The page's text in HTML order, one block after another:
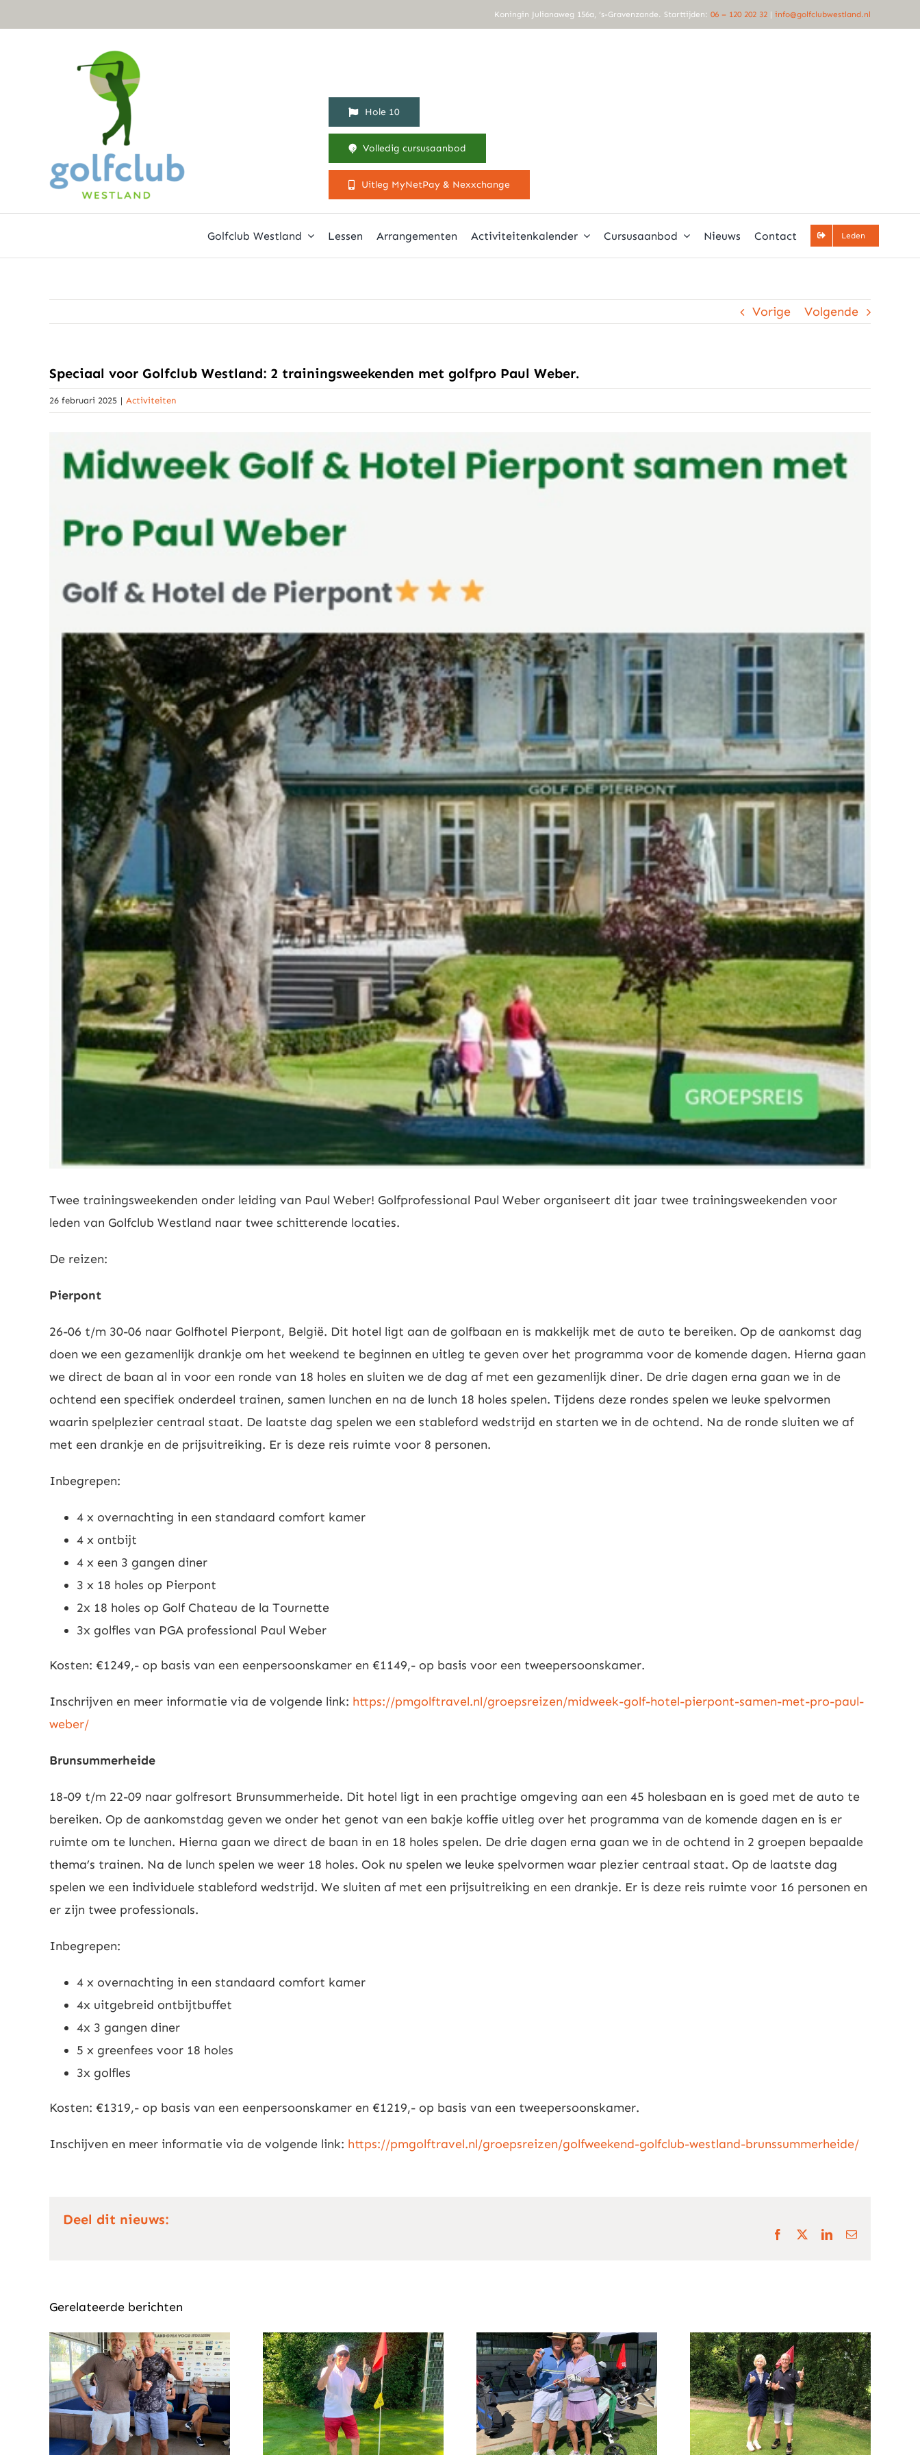
naar
Koningin Julianaweg 156a, ‘s-Gravenzande. Starttijden:06 – 120 202 32 |info@golfclubwestland.nl
Hole 10
Volledig cursusaanbod
Uitleg MyNetPay & Nexxchange
Golfclub Westland Lessen Arrangementen Activiteitenkalender Cursusaanbod Nieuws Contact Leden
Vorige Volgende
Speciaal voor Golfclub Westland: 2 trainingsweekenden met golfpro Paul Weber.
26 februari 2025 | Activiteiten
Twee trainingsweekenden onder leiding van Paul Weber! Golfprofessional Paul Weber organiseert dit jaar twee trainingsweekenden voor
leden van Golfclub Westland naar twee schitterende locaties.
De reizen:
Pierpont
26-06 t/m 30-06 naar Golfhotel Pierpont, België. Dit hotel ligt aan de golfbaan en is makkelijk met de auto te bereiken. Op de aankomst dag
doen we een gezamenlijk drankje om het weekend te beginnen en uitleg te geven over het programma voor de komende dagen. Hierna gaan
we direct de baan al in voor een ronde van 18 holes en sluiten we de dag af met een gezamenlijk diner. De drie dagen erna gaan we in de
ochtend een specifiek onderdeel trainen, samen lunchen en na de lunch 18 holes spelen. Tijdens deze rondes spelen we leuke spelvormen
waarin spelplezier centraal staat. De laatste dag spelen we een stableford wedstrijd en starten we in de ochtend. Na de ronde sluiten we af
met een drankje en de prijsuitreiking. Er is deze reis ruimte voor 8 personen.
Inbegrepen:
4 x overnachting in een standaard comfort kamer
4 x ontbijt
4 x een 3 gangen diner
3 x 18 holes op Pierpont
2x 18 holes op Golf Chateau de la Tournette
3x golfles van PGA professional Paul Weber
Kosten: €1249,- op basis van een eenpersoonskamer en €1149,- op basis voor een tweepersoonskamer.
Inschrijven en meer informatie via de volgende link: https://pmgolftravel.nl/groepsreizen/midweek-golf-hotel-pierpont-samen-met-pro-paul-
weber/
Brunsummerheide
18-09 t/m 22-09 naar golfresort Brunsummerheide. Dit hotel ligt in een prachtige omgeving aan een 45 holesbaan en is goed met de auto te
bereiken. Op de aankomstdag geven we onder het genot van een bakje koffie uitleg over het programma van de komende dagen en is er
ruimte om te lunchen. Hierna gaan we direct de baan in en 18 holes spelen. De drie dagen erna gaan we in de ochtend in 2 groepen bepaalde
thema’s trainen. Na de lunch spelen we weer 18 holes. Ook nu spelen we leuke spelvormen waar plezier centraal staat. Op de laatste dag
spelen we een individuele stableford wedstrijd. We sluiten af met een prijsuitreiking en een drankje. Er is deze reis ruimte voor 16 personen en
er zijn twee professionals.
Inbegrepen:
4 x overnachting in een standaard comfort kamer
4x uitgebreid ontbijtbuffet
4x 3 gangen diner
5 x greenfees voor 18 holes
3x golfles
Kosten: €1319,- op basis van een eenpersoonskamer en €1219,- op basis van een tweepersoonskamer.
Inschijven en meer informatie via de volgende link: https://pmgolftravel.nl/groepsreizen/golfweekend-golfclub-westland-brunssummerheide/
Deel dit nieuws:
Facebook LinkedIn
E-
Gerelateerde berichten